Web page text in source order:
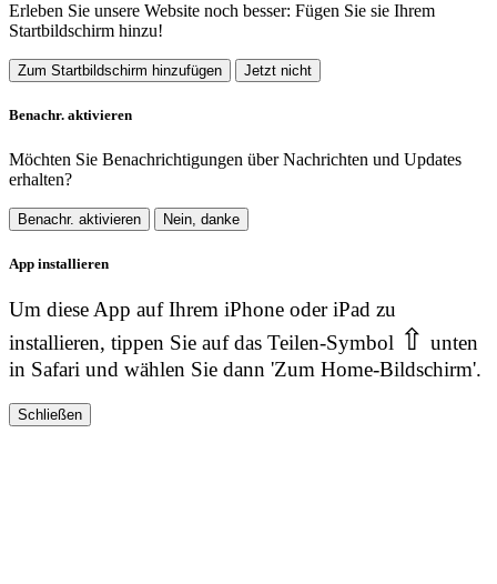
Erleben Sie unsere Website noch besser: Fügen Sie sie Ihrem
Startbildschirm hinzu!
Zum Startbildschirm hinzufügen Jetzt nicht
Benachr. aktivieren
Möchten Sie Benachrichtigungen über Nachrichten und Updates
erhalten?
Benachr. aktivieren Nein, danke
App installieren
Um diese App auf Ihrem iPhone oder iPad zu
installieren, tippen Sie auf das Teilen-Symbol ⇧ unten
in Safari und wählen Sie dann 'Zum Home-Bildschirm'.
Schließen